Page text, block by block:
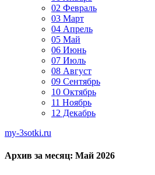
02 Февраль
03 Март
04 Апрель
05 Май
06 Июнь
07 Июль
08 Август
09 Сентябрь
10 Октябрь
11 Ноябрь
12 Декабрь
my-3sotki.ru
Архив за месяц: Май 2026